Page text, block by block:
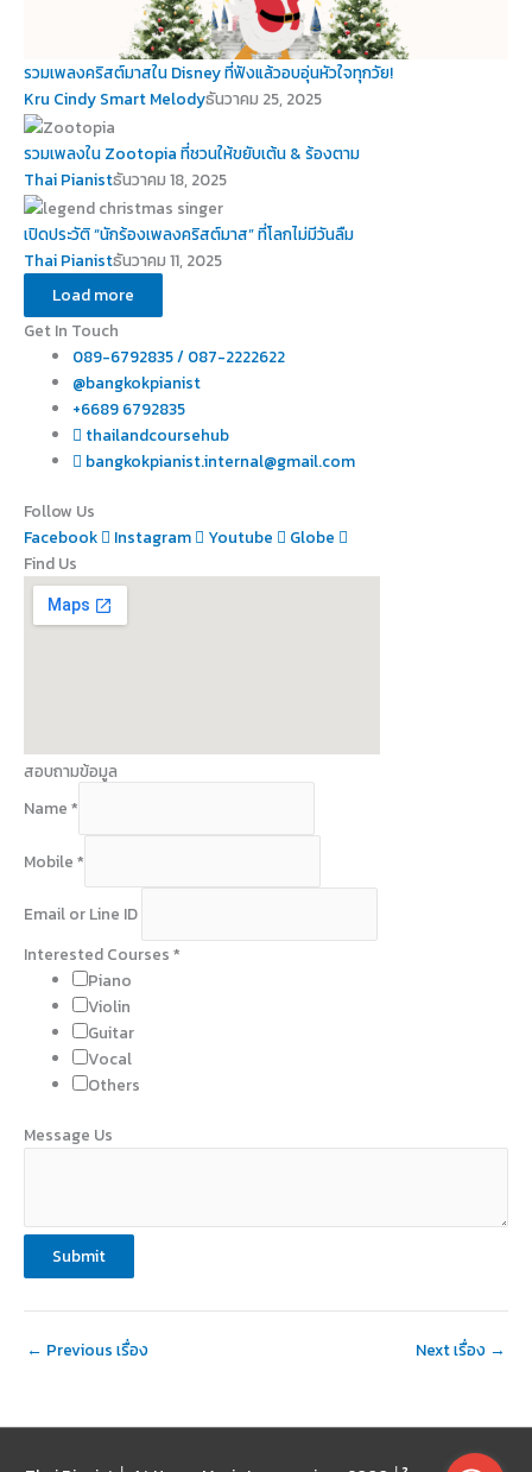
รวมเพลงคริสต์มาสใน Disney ที่ฟังแล้วอบอุ่นหัวใจทุกวัย!
Kru Cindy Smart Melodyธันวาคม 25, 2025
รวมเพลงใน Zootopia ที่ชวนให้ขยับเต้น & ร้องตาม
Thai Pianistธันวาคม 18, 2025
เปิดประวัติ “นักร้องเพลงคริสต์มาส” ที่โลกไม่มีวันลืม
Thai Pianistธันวาคม 11, 2025
Load more
Get In Touch
089-6792835 / 087-2222622
@bangkokpianist
+6689 6792835
thailandcoursehub
bangkokpianist.internal@gmail.com
Follow Us
Facebook
Instagram Youtube
Globe
Find Us
สอบถามข้อมูล
Name *
Mobile *
Email or Line ID
Interested Courses *
Piano
Violin
Guitar
Vocal
Others
Message Us
Submit
← Previous เรื่อง Next เรื่อง →